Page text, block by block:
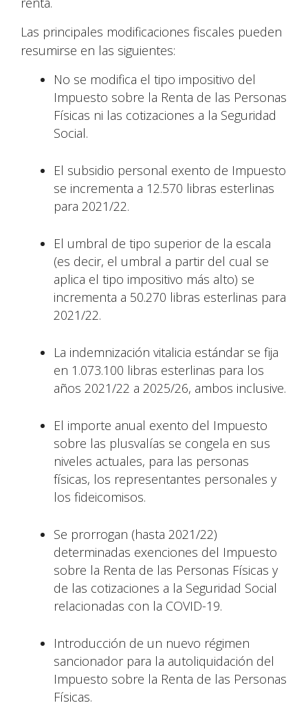
Las principales modificaciones fiscales pueden
resumirse en las siguientes:
No se modifica el tipo impositivo del
Impuesto sobre la Renta de las Personas
Físicas ni las cotizaciones a la Seguridad
Social.
El subsidio personal exento de Impuesto
se incrementa a 12.570 libras esterlinas
para 2021/22.
El umbral de tipo superior de la escala
(es decir, el umbral a partir del cual se
aplica el tipo impositivo más alto) se
incrementa a 50.270 libras esterlinas para
2021/22.
La indemnización vitalicia estándar se fija
en 1.073.100 libras esterlinas para los
años 2021/22 a 2025/26, ambos inclusive.
El importe anual exento del Impuesto
sobre las plusvalías se congela en sus
niveles actuales, para las personas
físicas, los representantes personales y
los fideicomisos.
Se prorrogan (hasta 2021/22)
determinadas exenciones del Impuesto
sobre la Renta de las Personas Físicas y
de las cotizaciones a la Seguridad Social
relacionadas con la COVID-19.
Introducción de un nuevo régimen
sancionador para la autoliquidación del
Impuesto sobre la Renta de las Personas
Físicas.